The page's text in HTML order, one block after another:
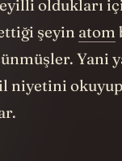
oldukları
şeyin atom
Yani
niyetini okuyup